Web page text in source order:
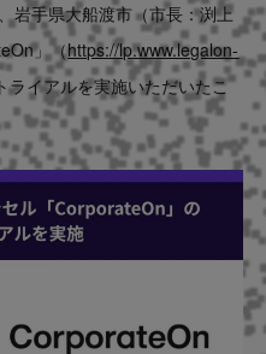
岩手県大船渡市（市長：渕上
」（https://lp.www.legalon-
ライアルを実施いただいたこ